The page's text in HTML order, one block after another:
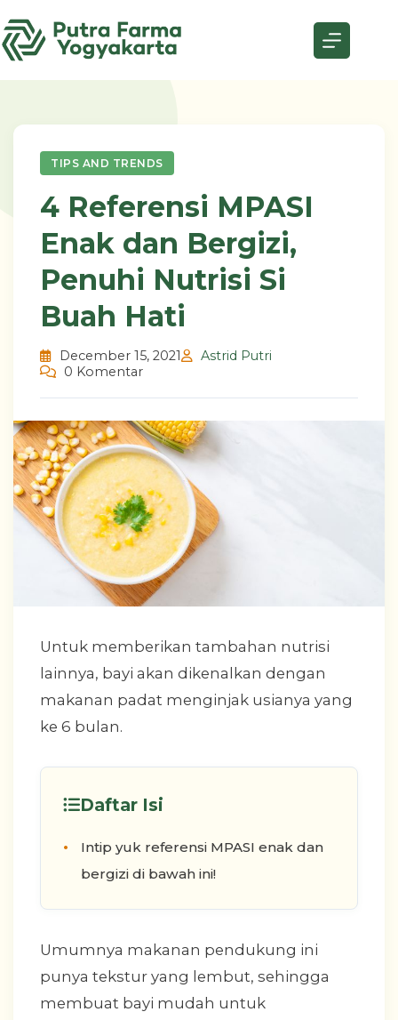
to
content
TIPS AND TRENDS
4 Referensi MPASI
Enak dan Bergizi,
Penuhi Nutrisi Si
Buah Hati
December 15, 2021
Astrid Putri
0 Komentar
Untuk memberikan tambahan nutrisi
lainnya, bayi akan dikenalkan dengan
makanan padat menginjak usianya yang
ke 6 bulan.
Daftar Isi
Intip yuk referensi MPASI enak dan
bergizi di bawah ini!
Umumnya makanan pendukung ini
punya tekstur yang lembut, sehingga
membuat bayi mudah untuk